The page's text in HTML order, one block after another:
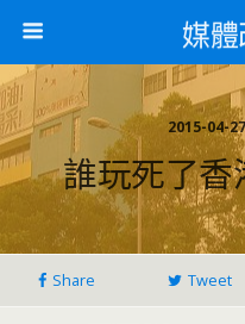
媒
誰玩死了
Share Tweet